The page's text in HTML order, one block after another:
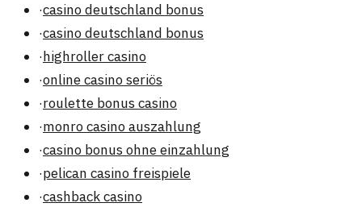
·casino deutschland bonus
·casino deutschland bonus
·highroller casino
·online casino seriös
·roulette bonus casino
·monro casino auszahlung
·casino bonus ohne einzahlung
·pelican casino freispiele
·cashback casino